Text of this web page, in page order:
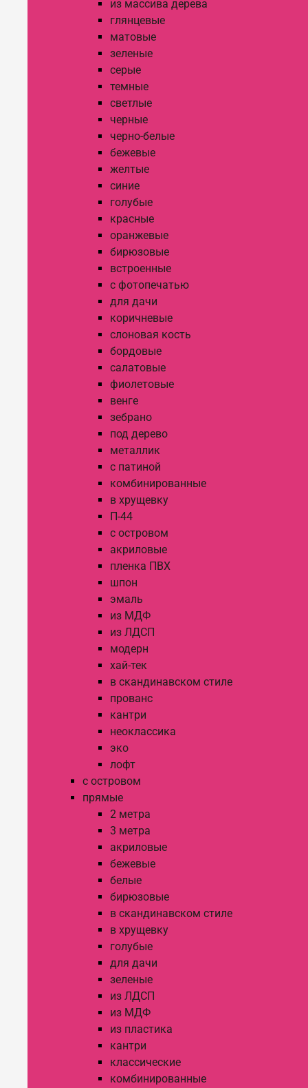
из массива дерева
глянцевые
матовые
зеленые
серые
темные
светлые
черные
черно-белые
бежевые
желтые
синие
голубые
красные
оранжевые
бирюзовые
встроенные
с фотопечатью
для дачи
коричневые
слоновая кость
бордовые
салатовые
фиолетовые
венге
зебрано
под дерево
металлик
с патиной
комбинированные
в хрущевку
П-44
с островом
акриловые
пленка ПВХ
шпон
эмаль
из МДФ
из ЛДСП
модерн
хай-тек
в скандинавском стиле
прованс
кантри
неоклассика
эко
лофт
с островом
прямые
2 метра
3 метра
акриловые
бежевые
белые
бирюзовые
в скандинавском стиле
в хрущевку
голубые
для дачи
зеленые
из ЛДСП
из МДФ
из пластика
кантри
классические
комбинированные